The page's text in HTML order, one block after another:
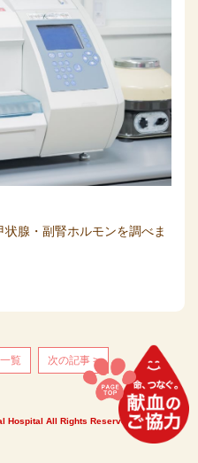
腺・副腎ホルモンを調べま
覧 次の記事 >
Hospital All Rights Reserved.